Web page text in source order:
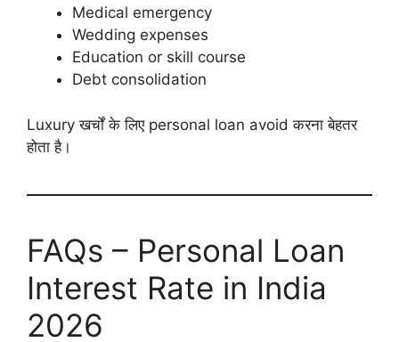
Medical emergency
Wedding expenses
Education or skill course
Debt consolidation
Luxury खर्चों के लिए personal loan avoid करना बेहतर
होता है।
FAQs – Personal Loan
Interest Rate in India
2026